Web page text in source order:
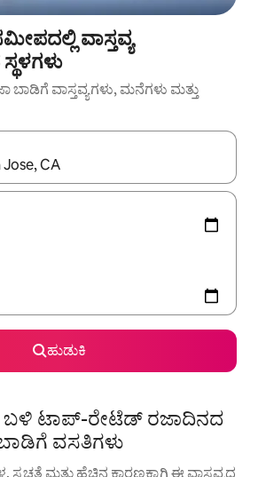
ವಾಸ್ತವ್ಯ
ಬಾಡಿಗೆ ವಾಸ್ತವ್ಯಗಳು, ಮನೆಗಳು ಮತ್ತು
ಅಪ್ ಮತ್ತು ಡೌನ್ ಬಾಣದ ಕೀಲಿಗಳೊಂದಿಗೆ
ಹುಡುಕಿ
ಬಳಿ ಟಾಪ್-ರೇಟೆಡ್ ರಜಾದಿನದ
ವಸತಿಗಳು
ಸ್ವಚ್ಛತೆ ಮತ್ತು ಹೆಚ್ಚಿನ ಕಾರಣಕ್ಕಾಗಿ ಈ ವಾಸ್ತವ್ಯದ